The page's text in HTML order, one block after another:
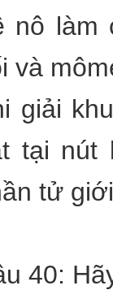
nô làm
và
giải
tại nút
tử
40: